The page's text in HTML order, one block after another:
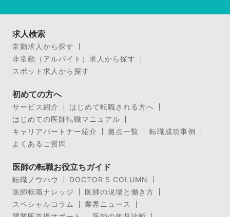
求人検索
常勤求人から探す
非常勤（アルバイト）求人から探す
スポット求人から探す
初めての方へ
サービス紹介
はじめて転職される方へ
はじめての医師転職マニュアル
キャリアパートナー紹介
拠点一覧
転職成功事例
よくあるご質問
医師の転職お役立ちガイド
転職ノウハウ
DOCTOR’S COLUMN
医師転職ナレッジ
医師の現場と働き方
スペシャルコラム
業界ニュース